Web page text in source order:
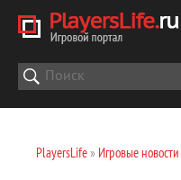
PlayersLife» Игровые новости